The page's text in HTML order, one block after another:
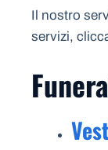
Il nostro
servizi,